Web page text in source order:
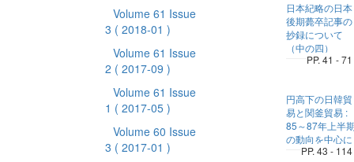
Volume 61 Issue
3 ( 2018-01 )
Volume 61 Issue
2 ( 2017-09 )
Volume 61 Issue
1 ( 2017-05 )
Volume 60 Issue
3 ( 2017-01 )
日本紀略の日本
後期薨卒記事の
抄録について
（中の四）
PP. 41 - 71
円高下の日韓貿
易と関釜貿易 :
85～87年上半
の動向を中心に
PP. 43 - 114